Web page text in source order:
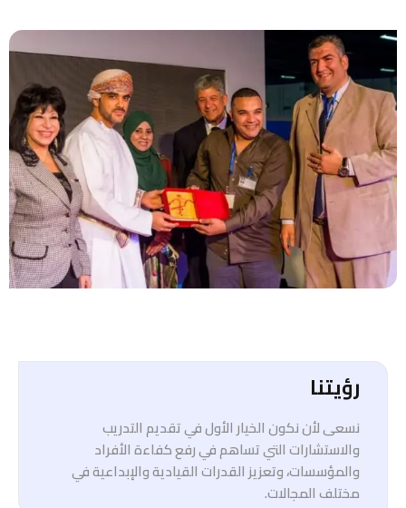
رؤيتنا
نسعى لأن نكون الخيار الأول في تقديم التدريب
والاستشارات التي تساهم في رفع كفاءة الأفراد
والمؤسسات، وتعزيز القدرات القيادية والإبداعية في
مختلف المجالات.